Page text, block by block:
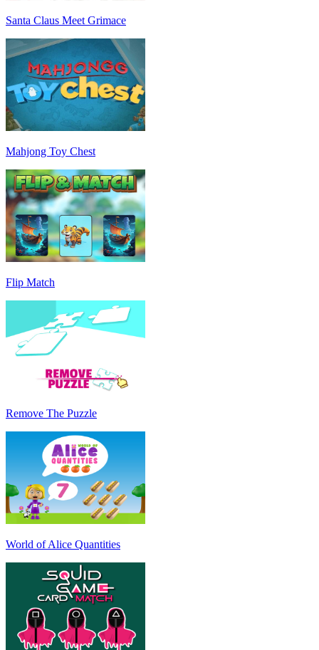
Santa Claus Meet Grimace
Mahjong Toy Chest
Flip Match
Remove The Puzzle
World of Alice Quantities